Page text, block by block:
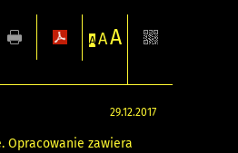
A AA
29.12.2017
Opracowanie zawiera